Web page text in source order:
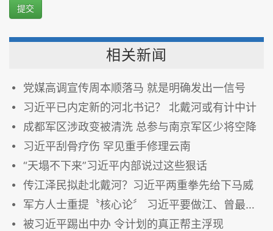
提交
相关新闻
党媒高调宣传周本顺落马 就是明确发出一信号
习近平已内定新的河北书记？ 北戴河或有计中计
成都军区涉政变被清洗 总参与南京军区少将空降
习近平刮骨疗伤 罕见重手修理云南
“天塌不下来”习近平内部说过这些狠话
传江泽民拟赴北戴河？习近平两重拳先给下马威
军方人士重提〝核心论〞 习近平要做江、曾最恐惧的事？
被习近平踢出中办 令计划的真正帮主浮现